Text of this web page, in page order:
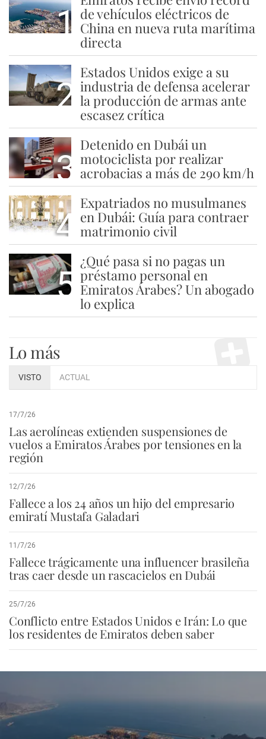
1 de vehículos eléctricos de
China en nueva ruta marítima
directa
2
Estados Unidos exige a su
industria de defensa acelerar
la producción de armas ante
escasez crítica
3
Detenido en Dubái un
motociclista por realizar
acrobacias a más de 290 km/h
4
Expatriados no musulmanes
en Dubái: Guía para contraer
matrimonio civil
5
¿Qué pasa si no pagas un
préstamo personal en
Emiratos Árabes? Un abogado
lo explica
Lo más
VISTO ACTUAL
17/7/26
Las aerolíneas extienden suspensiones de
vuelos a Emiratos Árabes por tensiones en la
región
12/7/26
Fallece a los 24 años un hijo del empresario
emiratí Mustafa Galadari
11/7/26
Fallece trágicamente una influencer brasileña
tras caer desde un rascacielos en Dubái
25/7/26
Conflicto entre Estados Unidos e Irán: Lo que
los residentes de Emiratos deben saber